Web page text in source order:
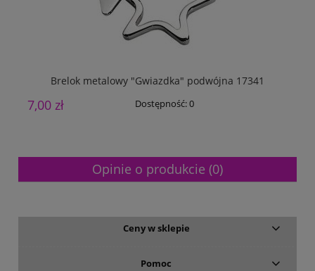
Brelok metalowy "Gwiazdka" podwójna 17341
7,00 zł Dostępność:0
Opinie o produkcie (0)
Ceny w sklepie
Pomoc